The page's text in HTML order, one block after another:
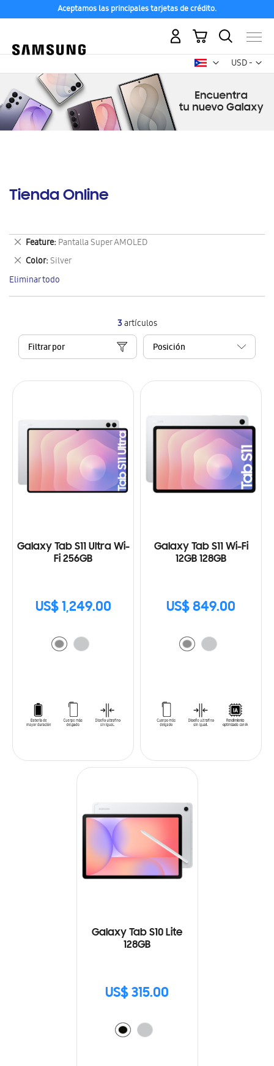
Aceptamos las principales tarjetas de crédito.
USD -
dólar
Mi carrito
Tienda Online
3artículos
Filtrar por
Galaxy Tab S11 Ultra Wi-
Fi 256GB
US$ 1,249.00
Galaxy Tab S11 Wi-Fi
12GB 128GB
US$ 849.00
Galaxy Tab S10 Lite
128GB
US$ 315.00
Feature Pantalla Super AMOLED
Eliminar
este
artículo
Color Silver
Eliminar
este
artículo
Eliminar todo